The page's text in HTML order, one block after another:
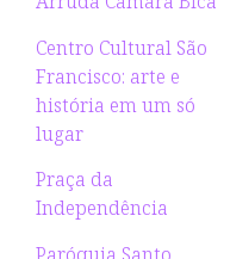
Centro Cultural São
Francisco: arte e
história em um só
lugar
Praça da
Independência